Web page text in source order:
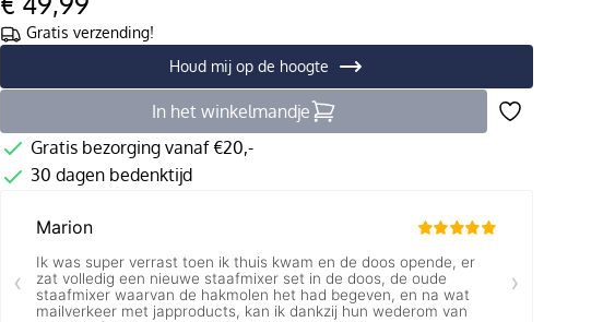
Gratis verzending!
Houd mij op de hoogte
In het winkelmandje
Gratis bezorging vanaf €20,-
30 dagen bedenktijd